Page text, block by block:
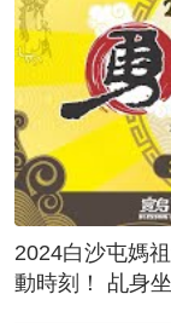
2024白沙屯媽
動時刻！ 乩身